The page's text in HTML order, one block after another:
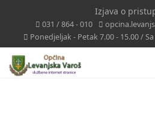
Izjava o
031 / 864 - 010
Ponedjeljak - Petak 7.00 - 15.00 /